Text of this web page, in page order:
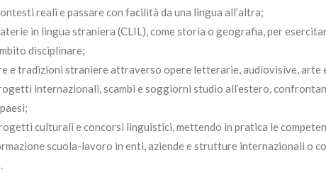
reali e passare con facilità da una lingua all’altra;
in lingua straniera (CLIL), come storia o geografia, per
disciplinare;
e tradizioni straniere attraverso opere letterarie, audiovisive, arte
internazionali, scambi e soggiorni studio all’estero,
culturali e concorsi linguistici, mettendo in pratica le
scuola-lavoro in enti, aziende e strutture internazionali o